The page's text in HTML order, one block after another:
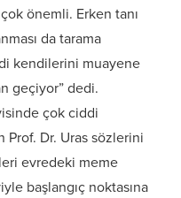
önemli. Erken tanı
da tarama
kendilerini muayene
geçiyor” dedi.
çok ciddi
Dr. Uras sözlerini
evredeki meme
başlangıç noktasına